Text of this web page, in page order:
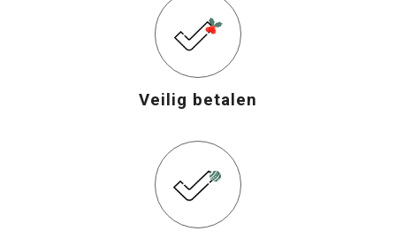
Veilig betalen